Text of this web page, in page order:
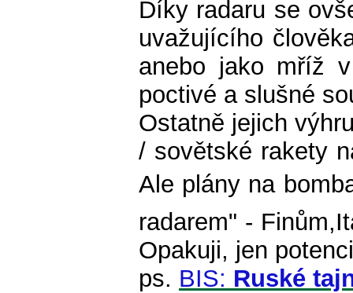
Díky radaru se
uvažujícího
anebo jako mříž
poctivé a slušné
Ostatně jejich
/ sovětské rakety
Ale plány na
radarem" -
Opakuji, jen
ps. BIS: Ruské